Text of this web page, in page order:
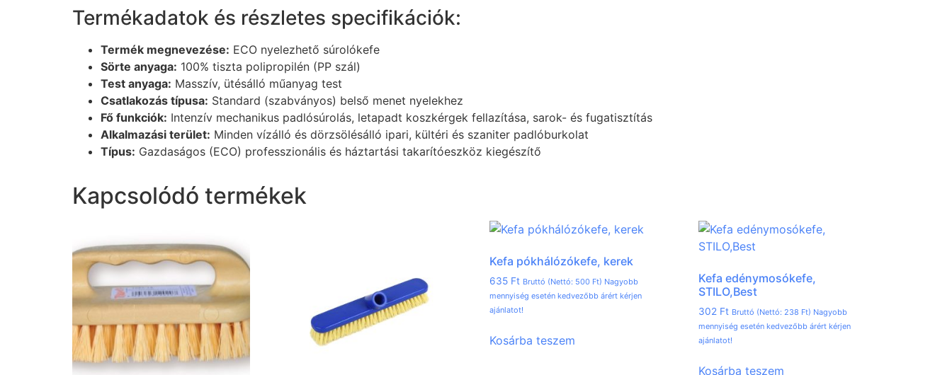
Termékadatok és részletes specifikációk:
Termék megnevezése: ECO nyelezhető súrolókefe
Sörte anyaga: 100% tiszta polipropilén (PP szál)
Test anyaga: Masszív, ütésálló műanyag test
Csatlakozás típusa: Standard (szabványos) belső menet nyelekhez
Fő funkciók: Intenzív mechanikus padlósúrolás, letapadt koszkérgek fellazítása, sarok- és fugatisztítás
Alkalmazási terület: Minden vízálló és dörzsölésálló ipari, kültéri és szaniter padlóburkolat
Típus: Gazdaságos (ECO) professzionális és háztartási takarítóeszköz kiegészítő
Kapcsolódó termékek
Kefa pókhálózókefe, kerek
635 Ft Bruttó (Nettó: 500 Ft) Nagyobb
mennyiség esetén kedvezőbb árért kérjen
ajánlatot!
Kosárba teszem
Kefa edénymosókefe,
STILO,Best
302 Ft Bruttó (Nettó: 238 Ft) Nagyobb
mennyiség esetén kedvezőbb árért kérjen
ajánlatot!
Kosárba teszem